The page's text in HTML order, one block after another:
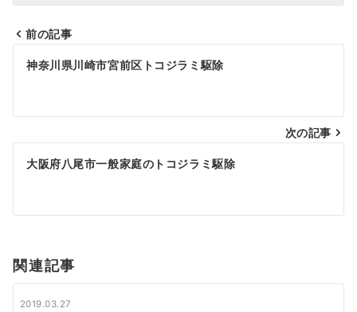
投
ナ
ビ
ョ
ン
前の記事
神奈川県川崎市宮前区トコジラミ駆除
次の記事
大阪府八尾市一般家庭のトコジラミ駆除
関連記事
2019.03.27